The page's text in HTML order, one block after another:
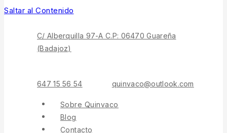
Saltar al Contenido
C/ Alberquilla 97-A C.P: 06470 Guareña
(Badajoz)
647 15 56 54 quinvaco@outlook.com
Sobre Quinvaco
Blog
Contacto